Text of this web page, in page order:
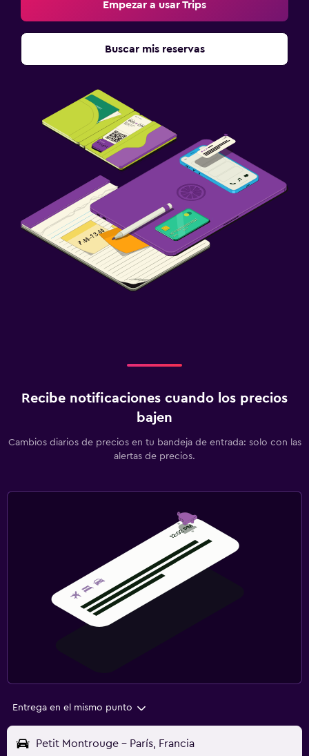
Empezar a usar Trips
Buscar mis reservas
Recibe notificaciones cuando los precios
bajen
Cambios diarios de precios en tu bandeja de entrada: solo con las
alertas de precios.
Entrega en el mismo punto
Petit Montrouge - París, Francia